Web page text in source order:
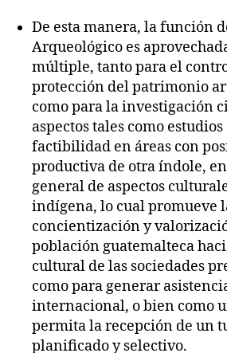
De esta manera, la función
Arqueológico es
múltiple, tanto para el
protección del patrimonio
como para la investigación
aspectos tales como
factibilidad en áreas con
productiva de otra índole,
general de aspectos
indígena, lo cual promueve
concientización y
población guatemalteca
cultural de las sociedades
como para generar
internacional, o bien como
permita la recepción de un
planificado y selectivo.